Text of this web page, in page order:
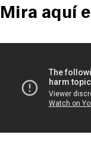
Mira aquí